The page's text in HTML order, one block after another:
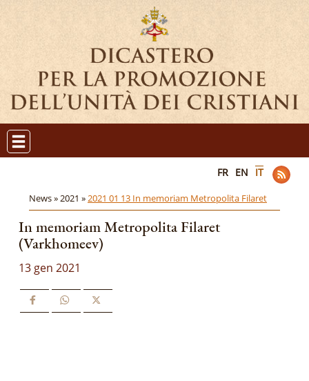
FR EN IT
News »2021 »2021 01 13 In memoriam Metropolita Filaret
In memoriam Metropolita Filaret
(Varkhomeev)
13 gen 2021